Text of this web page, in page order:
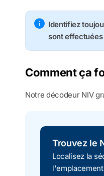
Identifiez
sont
Comment ça
Notre décodeur NIV
Trouvez le
Localisez la